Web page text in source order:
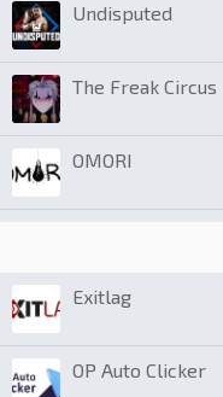
Undisputed
The Freak Circus
OMORI
Exitlag
OP Auto Clicker